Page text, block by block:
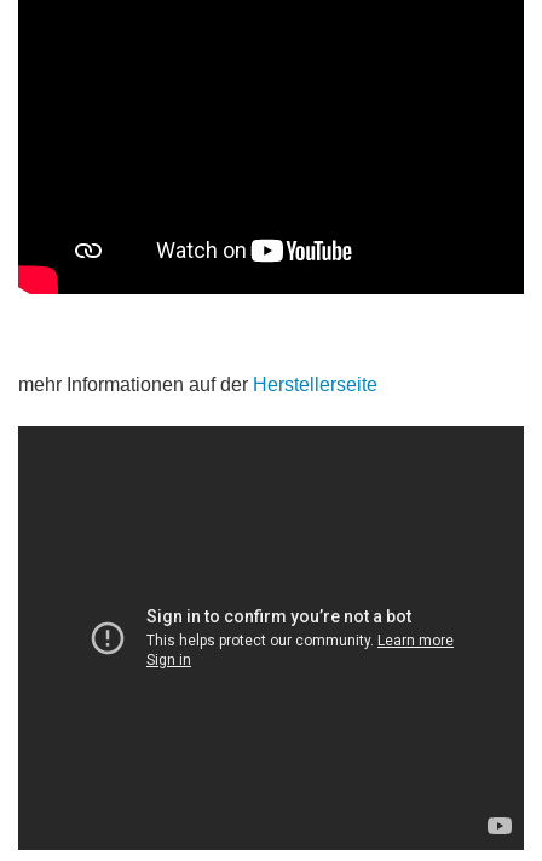
mehr Informationen auf der Herstellerseite